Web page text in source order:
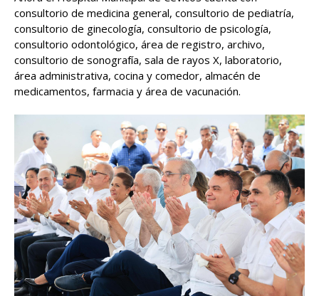
consultorio de medicina general, consultorio de pediatría,
consultorio de ginecología, consultorio de psicología,
consultorio odontológico, área de registro, archivo,
consultorio de sonografía, sala de rayos X, laboratorio,
área administrativa, cocina y comedor, almacén de
medicamentos, farmacia y área de vacunación.